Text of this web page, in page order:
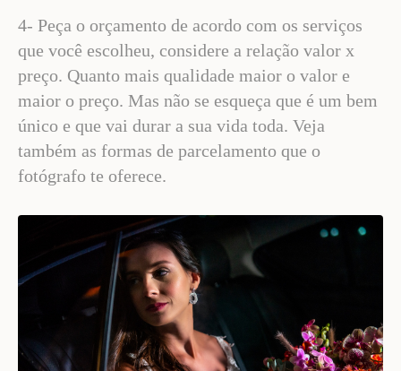
4- Peça o orçamento de acordo com os serviços
que você escolheu, considere a relação valor x
preço. Quanto mais qualidade maior o valor e
maior o preço. Mas não se esqueça que é um bem
único e que vai durar a sua vida toda. Veja
também as formas de parcelamento que o
fotógrafo te oferece.